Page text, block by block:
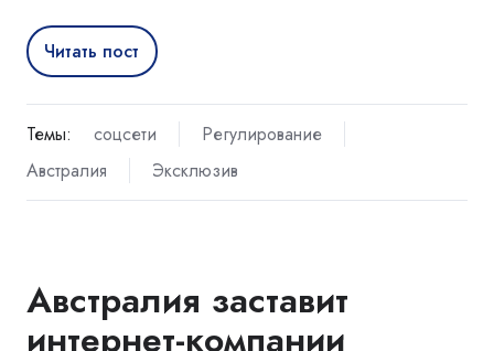
Читать пост
Темы: соцсети
Регулирование
Австралия
Эксклюзив
Австралия заставит
интернет-компании